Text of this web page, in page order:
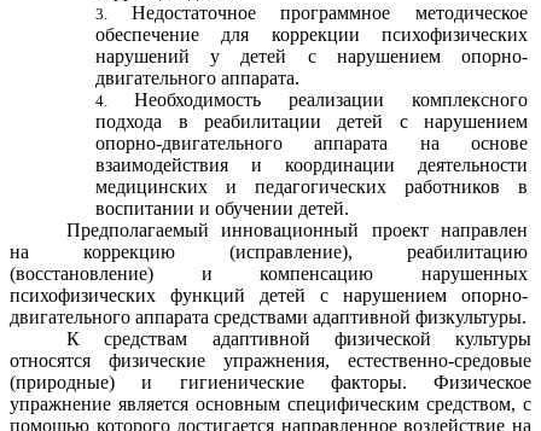
Недостаточное программное методическое
обеспечение для коррекции психофизических
нарушений у детей с нарушением опорно-
двигательного аппарата.
Необходимость реализации комплексного
подхода в реабилитации детей с нарушением
опорно-двигательного аппарата на основе
взаимодействия и координации деятельности
медицинских и педагогических работников в
воспитании и обучении детей.
Предполагаемый инновационный проект направлен
на коррекцию (исправление), реабилитацию
(восстановление) и компенсацию нарушенных
психофизических функций детей с нарушением опорно-
двигательного аппарата средствами адаптивной физкультуры.
К средствам адаптивной физической культуры
относятся физические упражнения, естественно-средовые
(природные) и гигиенические факторы. Физическое
упражнение является основным специфическим средством, с
помощью которого достигается направленное воздействие на